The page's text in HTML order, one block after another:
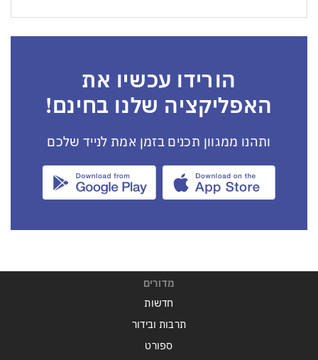
הורידו עכשיו את
האפליקציה שלנו בחינם!
ותהנו ממגוון תכנים בזמן אמת לנייד שלכם
מדורים
חדשות
תרבות ובידור
ספורט